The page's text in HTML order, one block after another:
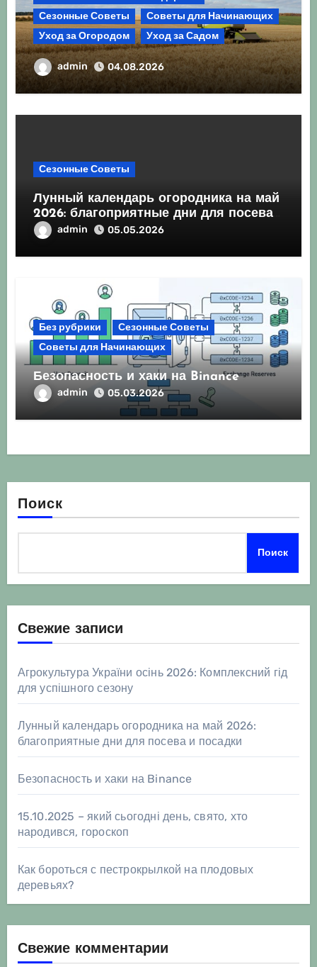
Сезонные Советы
Советы для Начинающих
Уход за Огородом
Уход за Садом
Агрокультура України осінь 2026:
Комплексний гід для успішного сезону
admin 04.08.2026
Сезонные Советы
Лунный календарь огородника на май
2026: благоприятные дни для посева
и посадки
admin 05.05.2026
Без рубрики
Сезонные Советы
Советы для Начинающих
Безопасность и хаки на Binance
admin 05.03.2026
Поиск
Поиск
Свежие записи
Агрокультура України осінь 2026: Комплексний гід
для успішного сезону
Лунный календарь огородника на май 2026:
благоприятные дни для посева и посадки
Безопасность и хаки на Binance
15.10.2025 – який сьогодні день, свято, хто
народився, гороскоп
Как бороться с пестрокрылкой на плодовых
деревьях?
Свежие комментарии